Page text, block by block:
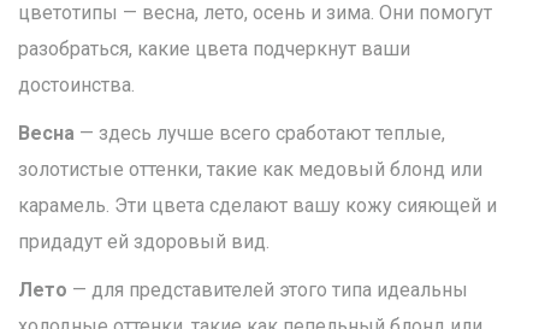
цветотипы — весна, лето, осень и зима. Они помогут
разобраться, какие цвета подчеркнут ваши
достоинства.
Весна — здесь лучше всего сработают теплые,
золотистые оттенки, такие как медовый блонд или
карамель. Эти цвета сделают вашу кожу сияющей и
придадут ей здоровый вид.
Лето — для представителей этого типа идеальны